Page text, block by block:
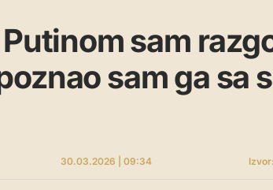
sam
sam ga sa
30.03.2026 | 09:34